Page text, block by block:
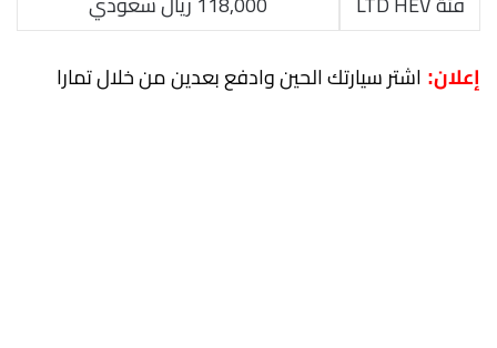
إعلان: اشتر سيارتك الحين وادفع بعدين من خلال تمارا